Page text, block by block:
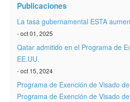
ESTA Información
Contacto
Publicaciones
La tasa gubernamental ESTA
- oct 01, 2025
Qatar admitido en el Programa de
EE.UU.
- oct 15, 2024
Programa de Exención de Visado
Programa de Exención de Visado